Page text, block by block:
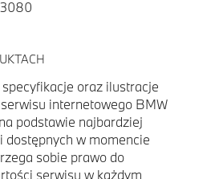
oraz ilustracje
internetowego BMW
podstawie najbardziej
dostępnych w momencie
sobie prawo do
serwisu w każdym